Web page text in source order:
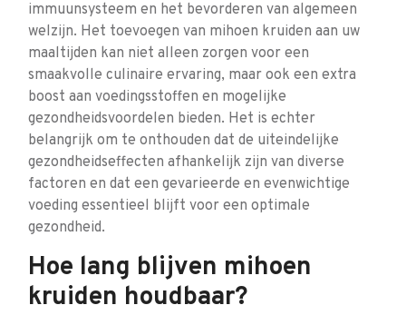
immuunsysteem en het bevorderen van algemeen
welzijn. Het toevoegen van mihoen kruiden aan uw
maaltijden kan niet alleen zorgen voor een
smaakvolle culinaire ervaring, maar ook een extra
boost aan voedingsstoffen en mogelijke
gezondheidsvoordelen bieden. Het is echter
belangrijk om te onthouden dat de uiteindelijke
gezondheidseffecten afhankelijk zijn van diverse
factoren en dat een gevarieerde en evenwichtige
voeding essentieel blijft voor een optimale
gezondheid.
Hoe lang blijven mihoen
kruiden houdbaar?